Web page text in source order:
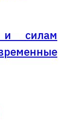
и силам